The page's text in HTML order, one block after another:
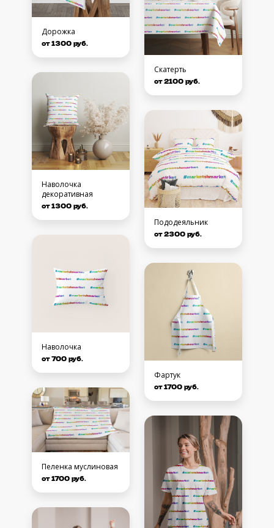
Дорожка
от 1300 руб.
Наволочка
декоративная
от 1300 руб.
Наволочка
от 700 руб.
Пеленка муслиновая
от 1700 руб.
Скатерть
от 2100 руб.
Пододеяльник
от 2300 руб.
Фартук
от 1700 руб.